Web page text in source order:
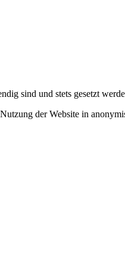
sind und stets gesetzt
der Website in